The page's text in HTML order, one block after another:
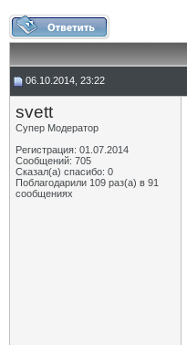
06.10.2014, 23:22
svett
Супер Модератор
Регистрация: 01.07.2014
Сообщений: 705
Сказал(а) спасибо: 0
Поблагодарили 109 раз(а) в 91
сообщениях